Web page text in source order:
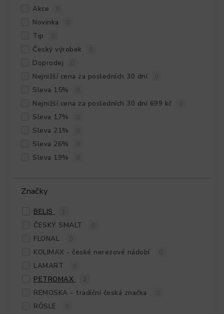
Akce
Novinka
Tip
Český výrobek
Doprodej
Nejnižší cena za posledních 30 dní
Sleva 15%
Nejnižší cena za posledních 30 dní 699 kč
Sleva 17%
Sleva 21%
Sleva 26%
Sleva 19%
Značky
BELIS 1
ČESKÝ SMALT
FLONAL
KOLIMAX - české nerezové nádobí
LAMART
PETROMAX 2
REMOSKA - tradiční česká značka
RÖSLE